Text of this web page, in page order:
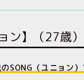
ン】（27歳）
SONG（ユニョン）